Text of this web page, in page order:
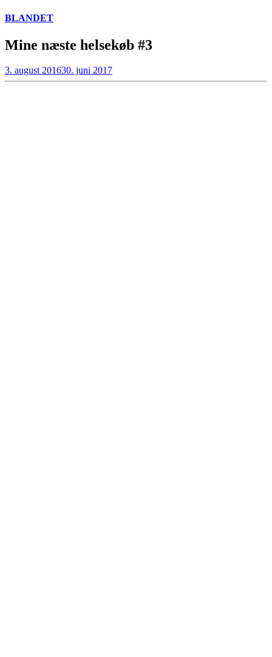
Skip
content
BLANDET
Mine næste helsekøb #3
3. august 201630. juni 2017